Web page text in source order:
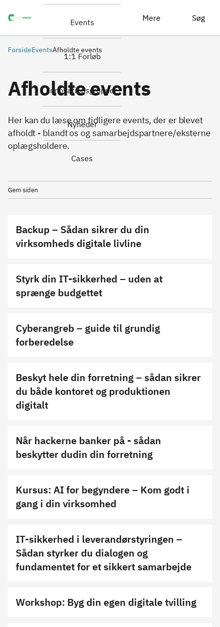
Events
1:1 Forløb
Innovationsgrupper
Nyheder
Cases
Mere Søg
ForsideEventsAfholdte events
Afholdte events
Her kan du læse om tidligere events, der er blevet
afholdt - blandt os og samarbejdspartnere/eksterne
oplægsholdere.
Gem siden
Backup – Sådan sikrer du din
virksomheds digitale livline
Styrk din IT-sikkerhed – uden at
sprænge budgettet
Cyberangreb – guide til grundig
forberedelse
Beskyt hele din forretning – sådan sikrer
du både kontoret og produktionen
digitalt
Når hackerne banker på - sådan
beskytter dudin din forretning
Kursus: AI for begyndere – Kom godt i
gang i din virksomhed
IT-sikkerhed i leverandørstyringen –
Sådan styrker du dialogen og
fundamentet for et sikkert samarbejde
Workshop: Byg din egen digitale tvilling